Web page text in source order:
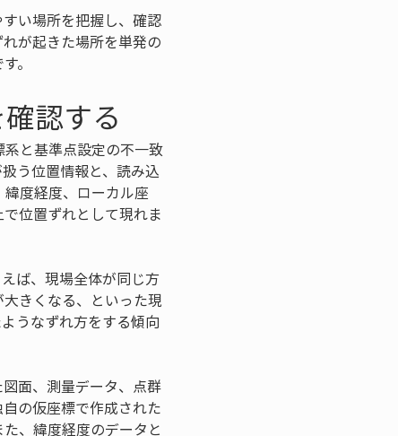
い場所を把握し、確認
が起きた場所を単発の
。
認する
と基準点設定の不一致
う位置情報と、読み込
度経度、ローカル座
位置ずれとして現れま
ば、現場全体が同じ方
きくなる、といった現
うなずれ方をする傾向
面、測量データ、点群
の仮座標で作成された
、緯度経度のデータと